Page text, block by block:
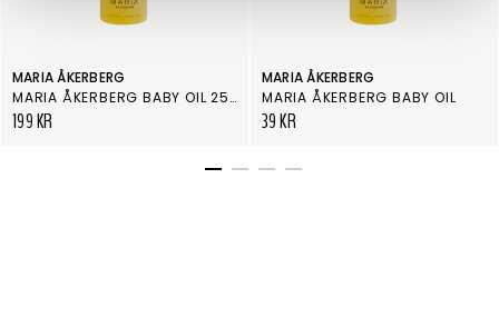
MARIA ÅKERBERG
MARIA ÅKERBERG BABY OIL 250 ML
199 KR
MARIA ÅKERBERG
MARIA ÅKERBERG BABY OIL
39 KR